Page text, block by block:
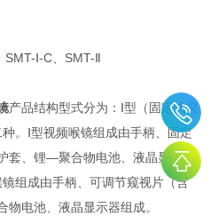
SMT-Ⅰ-C、SMT-Ⅱ
产品结构型式分为：Ⅰ型（固定式窥
。Ⅰ型视频喉镜组成由手柄、固定
套、锂—聚合物电池、液晶显示
组成由手柄、可调节窥视片（含
电池、液晶显示器组成。